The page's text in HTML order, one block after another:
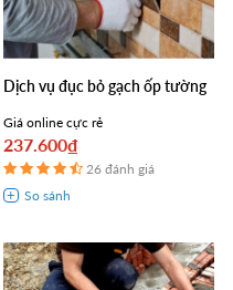
Dịch vụ đục bỏ gạch ốp tường
Giá online cực rẻ
237.600₫
26 đánh giá